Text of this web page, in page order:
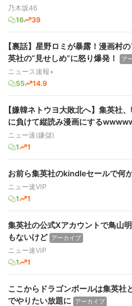
乃木坂46
16
39
【裏話】星野ロミが暴露！漫画村
英社の“見せしめ”に怒り爆発！
ア
ニュース速報+
55
14.9
【嫌韓ネトウヨ大敗北へ】集英社
に負けて縦読み漫画にする
ニュー速(嫌儲)
1
1
お前ら集英社のkindleセールで何
ニュー速VIP
1
1
集英社の公式Xアカウントで鳥山
もないけど アーカイブ
ニュー速VIP
1
1
ここからドラゴンボールは集英社
でやりたい放題に
アーカイブ